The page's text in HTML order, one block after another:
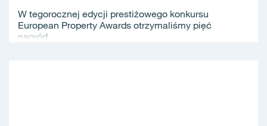
W tegorocznej edycji prestiżowego konkursu
European Property Awards otrzymaliśmy pięć
nagród...